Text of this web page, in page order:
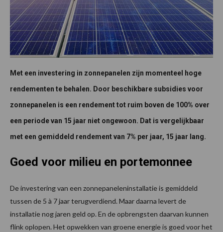
Met een investering in zonnepanelen zijn momenteel hoge
rendementen te behalen. Door beschikbare subsidies voor
zonnepanelen is een rendement tot ruim boven de 100% over
een periode van 15 jaar niet ongewoon. Dat is vergelijkbaar
met een gemiddeld rendement van 7% per jaar, 15 jaar lang.
Goed voor milieu en portemonnee
De investering van een zonnepaneleninstallatie is gemiddeld
tussen de 5 à 7 jaar terugverdiend. Maar daarna levert de
installatie nog jaren geld op. En de opbrengsten daarvan kunnen
flink oplopen. Het opwekken van groene energie is goed voor het